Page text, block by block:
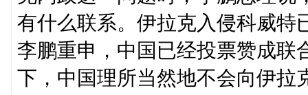
有什么联系。伊拉克入侵科威特
李鹏重申，中国已经投票赞成联
下，中国理所当然地不会向伊拉